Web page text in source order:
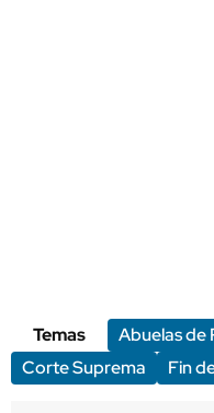
Temas Abuelas de
Corte Suprema
Fin